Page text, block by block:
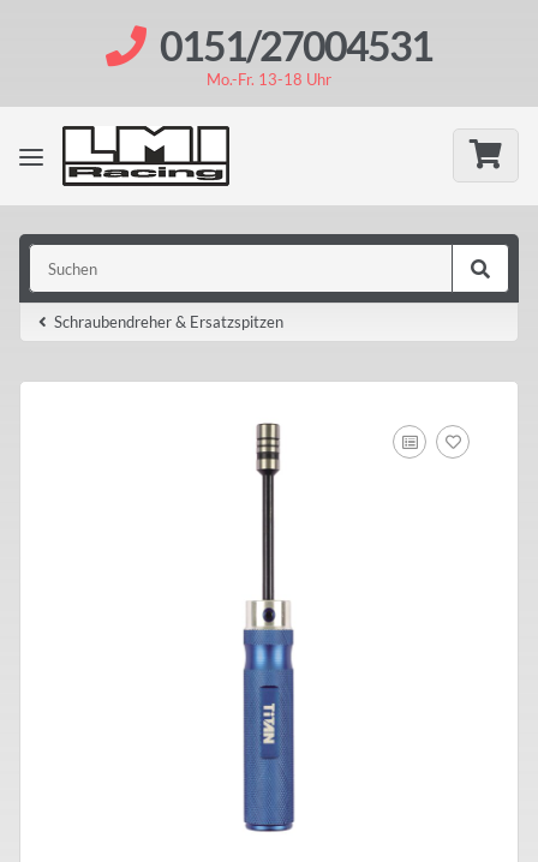
0151/27004531
Mo.-Fr. 13-18 Uhr
Schraubendreher & Ersatzspitzen